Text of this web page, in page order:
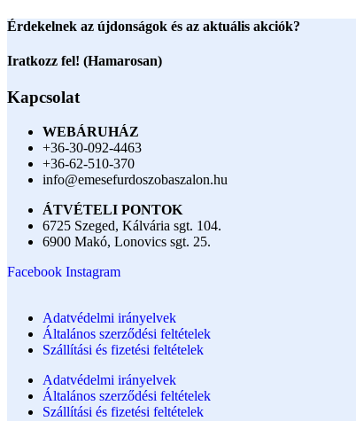
Érdekelnek az újdonságok és az aktuális akciók?
Iratkozz fel! (Hamarosan)
Kapcsolat
WEBÁRUHÁZ
+36-30-092-4463
+36-62-510-370
info@emesefurdoszobaszalon.hu
ÁTVÉTELI PONTOK
6725 Szeged, Kálvária sgt. 104.​
6900 Makó, Lonovics sgt. 25.
Facebook Instagram
Adatvédelmi irányelvek
Általános szerződési feltételek
Szállítási és fizetési feltételek
Adatvédelmi irányelvek
Általános szerződési feltételek
Szállítási és fizetési feltételek